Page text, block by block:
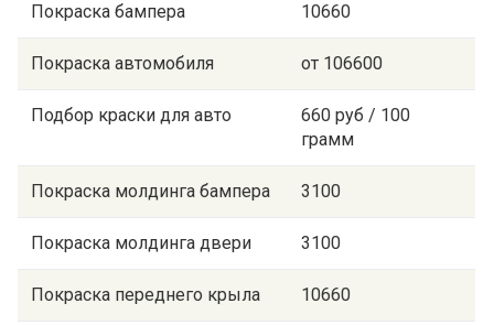
Покраска бампера 10660
Покраска автомобиля от 106600
Подбор краски для авто
660 руб / 100
грамм
Покраска молдинга бампера 3100
Покраска молдинга двери 3100
Покраска переднего крыла 10660